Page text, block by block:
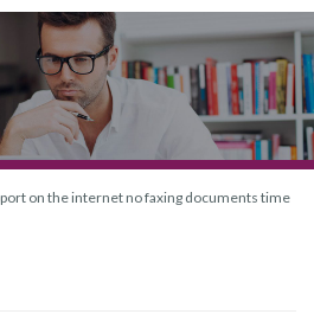
on the internet no faxing documents time